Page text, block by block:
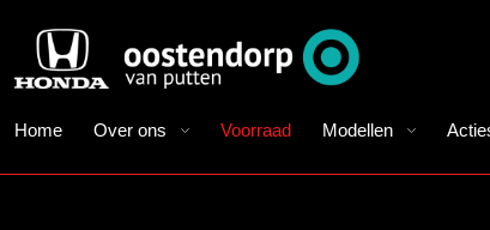
Home Over ons Voorraad Modellen